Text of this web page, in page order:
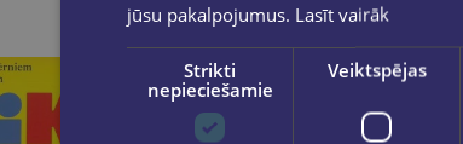
jūsu pakalpojumus. Lasīt vairāk
Strikti
nepieciešamie
Veiktspējas